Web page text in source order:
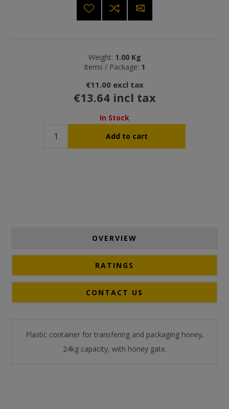
Weight: 1.00 Kg
Items / Package: 1
€11.00 excl tax
€13.64 incl tax
In Stock
OVERVIEW
RATINGS
CONTACT US
Plastic container for transfering and packaging honey,
24kg capacity, with honey gate.